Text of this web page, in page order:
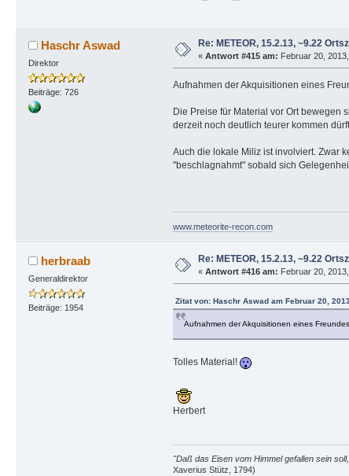
Haschr Aswad
Direktor
Beiträge: 726
Re: METEOR, 15.2.13, ~9.22
« Antwort #415 am: Februar 20,
Aufnahmen der Akquisitionen eines
Die Preise für Material vor Ort bewegen
derzeit noch deutlich teurer kommen
Auch die lokale Miliz ist involviert. Zwar
"beschlagnahmt" sobald sich
www.meteorite-recon.com
herbraab
Generaldirektor
Beiträge: 1954
Re: METEOR, 15.2.13, ~9.22
« Antwort #416 am: Februar 20,
Zitat von: Haschr Aswad am Februar 20,
Aufnahmen der Akquisitionen eines
Tolles Material!
Herbert
"Daß das Eisen vom Himmel gefallen sein
Xaverius Stütz, 1794)